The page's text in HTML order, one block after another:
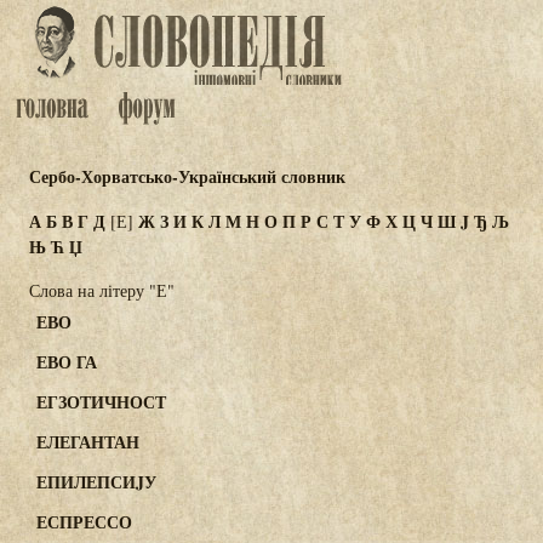
Сербо-Хорватсько-Український словник
АБВГД [Е] ЖЗИКЛМНОПР С ТУФХЦЧШJЂЉ
ЊЋЏ
Слова на літеру "Е"
ЕВО
ЕВО ГА
ЕГЗОТИЧНОСТ
ЕЛЕГАНТАН
ЕПИЛЕПСИJУ
ЕСПРЕССО